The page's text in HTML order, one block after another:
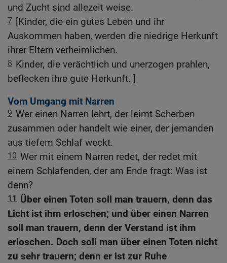
und Zucht sind allezeit weise.
7 [Kinder, die ein gutes Leben und ihr
Auskommen haben, werden die niedrige Herkunft
ihrer Eltern verheimlichen.
8 Kinder, die verächtlich und unerzogen prahlen,
beflecken ihre gute Herkunft. ]
Vom Umgang mit Narren
9 Wer einen Narren lehrt, der leimt Scherben
zusammen oder handelt wie einer, der jemanden
aus tiefem Schlaf weckt.
10 Wer mit einem Narren redet, der redet mit
einem Schlafenden, der am Ende fragt: Was ist
denn?
11
Über einen Toten soll man trauern, denn das
Licht ist ihm erloschen; und über einen Narren
soll man trauern, denn der Verstand ist ihm
erloschen. Doch soll man über einen Toten nicht
zu sehr trauern; denn er ist zur Ruhe